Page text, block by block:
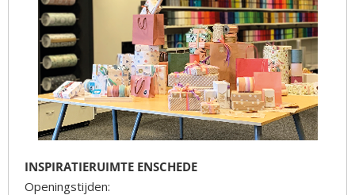
INSPIRATIERUIMTE ENSCHEDE
Openingstijden: